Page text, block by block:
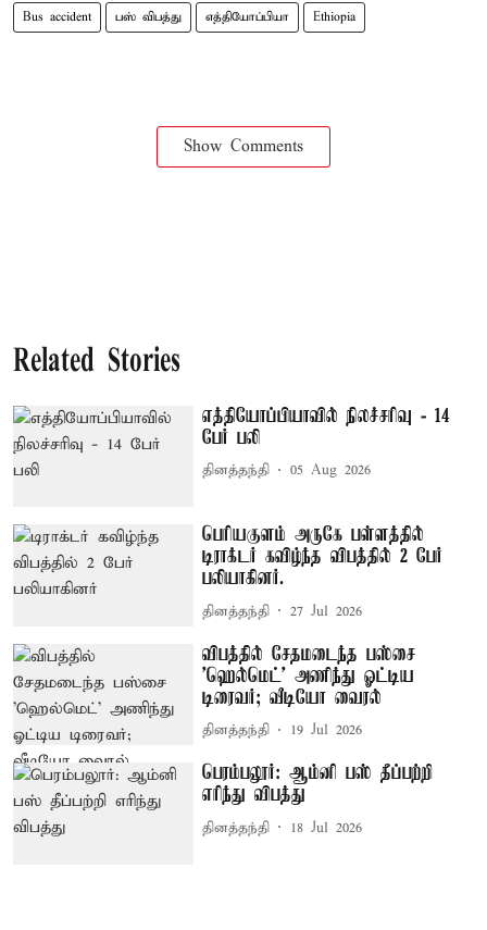
Bus accident பஸ் விபத்து எத்தியோப்பியா Ethiopia
Show Comments
Related Stories
எத்தியோப்பியாவில் நிலச்சரிவு - 14
பேர் பலி
தினத்தந்தி 05 Aug 2026
பெரியகுளம் அருகே பள்ளத்தில்
டிராக்டர் கவிழ்ந்த விபத்தில் 2 பேர்
பலியாகினர்.
தினத்தந்தி 27 Jul 2026
விபத்தில் சேதமடைந்த பஸ்சை
'ஹெல்மெட்' அணிந்து ஓட்டிய
டிரைவர்; வீடியோ வைரல்
தினத்தந்தி 19 Jul 2026
பெரம்பலூர்: ஆம்னி பஸ் தீப்பற்றி
எரிந்து விபத்து
தினத்தந்தி 18 Jul 2026